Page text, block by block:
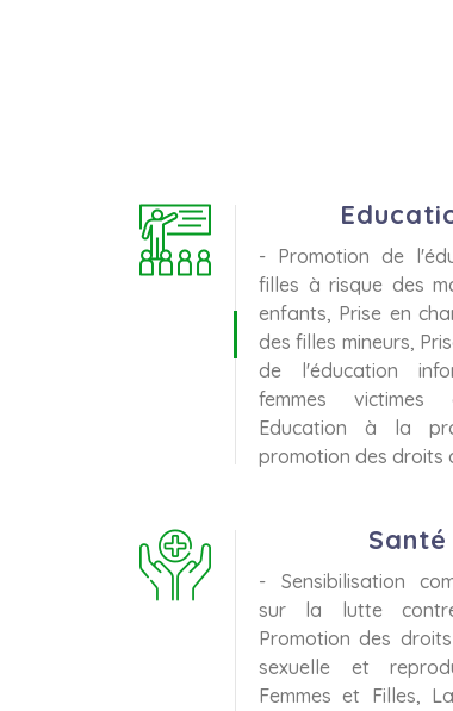
- Promotion de
filles à risque des
enfants, Prise en
des filles mineurs,
de l'éducation
femmes victimes
Education à la
promotion des droits
Santé
- Sensibilisation
sur la lutte
Promotion des
sexuelle et
Femmes et Filles,